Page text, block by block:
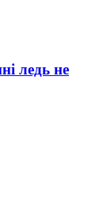
ледь не